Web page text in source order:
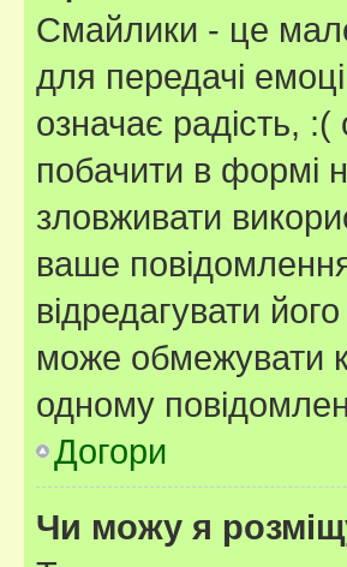
Смайлики - це
для передачі
означає радість,
побачити в формі
зловживати
ваше
відредагувати
може обмежувати
одному
Догори
Чи можу я